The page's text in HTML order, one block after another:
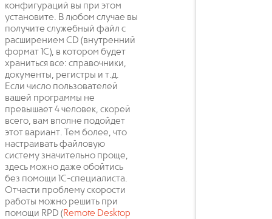
конфигураций вы при этом
установите. В любом случае вы
получите служебный файл с
расширением CD (внутренний
формат 1С), в котором будет
храниться все: справочники,
документы, регистры и т.д.
Если число пользователей
вашей программы не
превышает 4 человек, скорей
всего, вам вполне подойдет
этот вариант. Тем более, что
настраивать файловую
систему значительно проще,
здесь можно даже обойтись
без помощи 1С-специалиста.
Отчасти проблему скорости
работы можно решить при
помощи RPD ( Remote Desktop